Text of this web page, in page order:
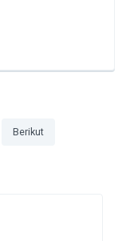
Berikut